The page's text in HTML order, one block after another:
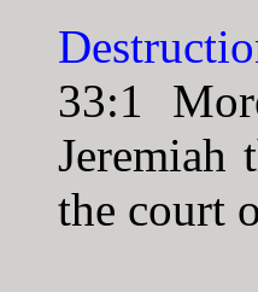
33:1
Jeremiah
the court